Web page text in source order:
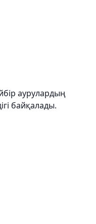
аурулардың
байқалады.